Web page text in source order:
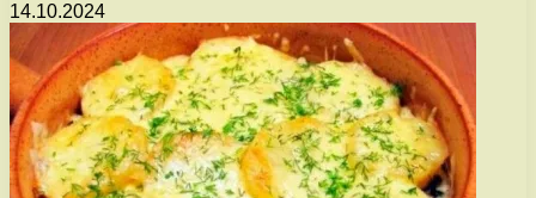
14.10.2024